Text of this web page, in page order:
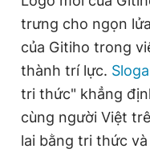
trưng cho ngọn
của Gitiho trong
thành trí lực.
tri thức" khẳng
cùng người Việt
lai bằng tri thức